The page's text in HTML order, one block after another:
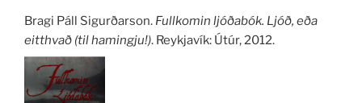
Bragi Páll Sigurðarson. Fullkomin ljóðabók. Ljóð, eða
eitthvað (til hamingju!). Reykjavík: Útúr, 2012.